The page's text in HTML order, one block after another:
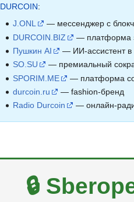
DURCOIN:
J.ONL
— мессенджер с
DURCOIN.BIZ
— платформа
Пушкин AI
— ИИ-ассистент
SO.SU
— премиальный
SPORIM.ME
— платформа
durcoin.ru
— fashion-бренд
Radio Durcoin
— онлайн-
🔒